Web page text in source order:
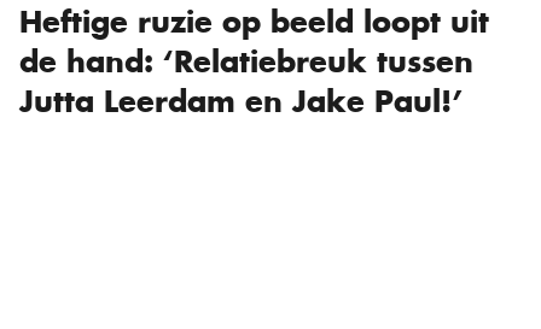
Heftige ruzie op beeld loopt uit
de hand: ‘Relatiebreuk tussen
Jutta Leerdam en Jake Paul!’